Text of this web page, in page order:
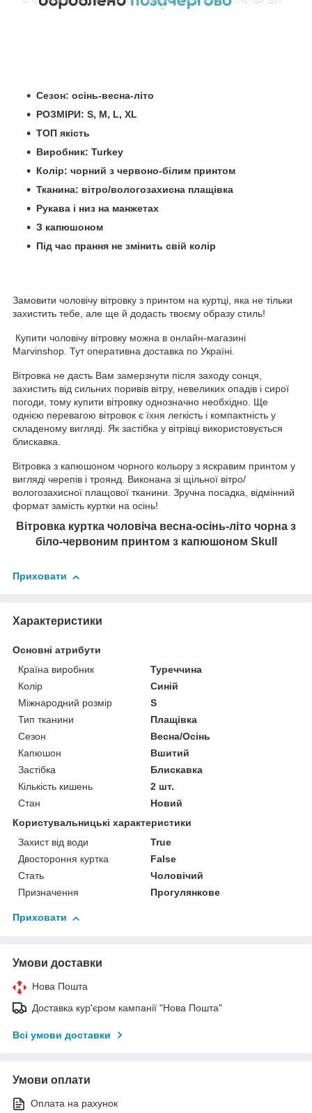
Вітровка куртка чоловіча весна-осінь-літо чорна з
біло-червоним принтом з капюшоном Skull
Вітровка з капюшоном чорного кольору з яскравим принтом у
вигляді черепів і троянд. Виконана зі щільної вітро/
вологозахисної плащової тканини. Зручна посадка, відмінний
формат замість куртки на осінь!
Вітровка не дасть Вам замерзнути після заходу сонця,
захистить від сильних поривів вітру, невеликих опадів і сирої
погоди, тому купити вітровку однозначно необхідно. Ще
однією перевагою вітровок є їхня легкість і компактність у
складеному вигляді. Як застібка у вітрівці використовується
блискавка.
Купити чоловічу вітровку можна в онлайн-магазині
Marvinshop. Тут оперативна доставка по Україні.
Замовити чоловічу вітровку з принтом на куртці, яка не тільки
захистить тебе, але ще й додасть твоєму образу стиль!
Сезон: осінь-весна-літо
РОЗМІРИ: S, M, L, XL
ТОП якість
Виробник: Turkey
Колір: чорний з червоно-білим принтом
Тканина: вітро/вологозахисна плащівка
Рукава і низ на манжетах
З капюшоном
Під час прання не змінить свій колір
Приховати
Характеристики
Основні атрибути
Країна виробник
Туреччина
Колір
Синій
Міжнародний розмір
S
Тип тканини
Плащівка
Сезон
Весна/Осінь
Капюшон
Вшитий
Застібка
Блискавка
Кількість кишень
2 шт.
Стан
Новий
Користувальницькі характеристики
Захист від води
True
Двостороння куртка
False
Стать
Чоловічий
Призначення
Прогулянкове
Приховати
Умови доставки
Нова Пошта
Доставка кур'єром кампанії "Нова Пошта"
Всі умови доставки
Умови оплати
Оплата на рахунок